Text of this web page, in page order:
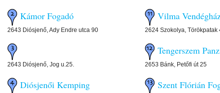
Kámor Fogadó
2643 Diósjenő, Ady Endre utca 90
2643 Diósjenő, Jog u.25.
Diósjenői Kemping
Vilma
2624 Szokolya, Törökpatak
Tengerszem
2653 Bánk, Petőfi út 25
Szent Flórián